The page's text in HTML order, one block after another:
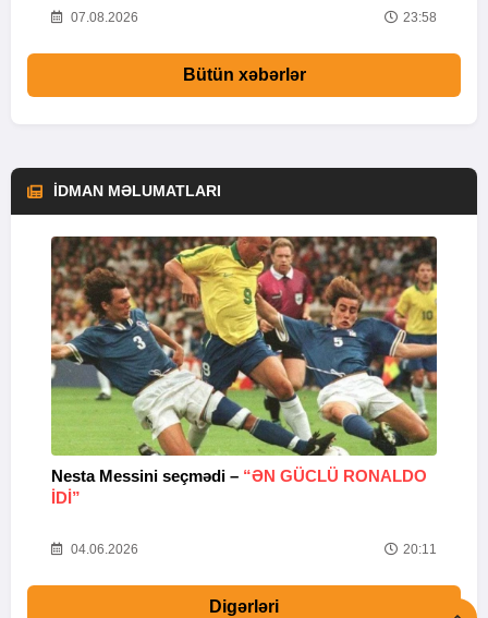
07.08.2026 23:58
Bütün xəbərlər
İDMAN MƏLUMATLARI
Nesta Messini seçmədi – “ƏN GÜCLÜ RONALDO
IDI”
04.06.2026 20:11
Digərləri